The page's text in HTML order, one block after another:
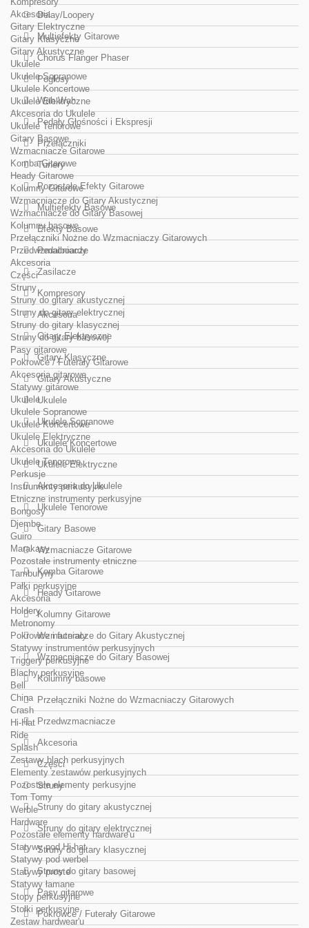
Akcesoria
Gitary Elektryczne
Gitary Klasyczne
Gitary Akustyczne
Ukulele
Ukulele Sopranowe
Ukulele Koncertowe
Ukulele Elektryczne
Akcesoria do Ukulele
Ukulele Tenorowe
Gitary Basowe
Wzmacniacze Gitarowe
Komba Gitarowe
Heady Gitarowe
Kolumny Gitarowe
Wzmacniacze do Gitary Akustycznej
Wzmacniacze do Gitary Basowej
Kolumny basowe
Przełączniki Nożne do Wzmacniaczy Gitarowych
Przedwzmacniacze
Akcesoria
Części
Struny
Struny do gitary akustycznej
Struny do gitary elektrycznej
Struny do gitary klasycznej
Struny do gitary basowej
Pasy gitarowe
Pokrowce / Futerały Gitarowe
Akcesoria gitarowe
Statywy gitarowe
Ukulele
Ukulele Sopranowe
Ukulele Koncertowe
Ukulele Elektryczne
Akcesoria do Ukulele
Ukulele Tenorowe
Perkusje
Instrumenty perkusyjne
Etniczne instrumenty perkusyjne
Bongosy
Djembe
Guiro
Marakasy
Pozostałe instrumenty etniczne
Tamburyny
Pałki perkusyjne
Akcesoria
Holdery
Metronomy
Pokrowce i futerały
Statywy instrumentów perkusyjnych
Triggery perkusyjne
Blachy perkusyjne
Bell
China
Crash
Hi-Hat
Ride
Splash
Zestawy blach perkusyjnych
Elementy zestawów perkusyjnych
Pozostałe elementy perkusyjne
Tom Tomy
Werble
Hardware
Pozostałe elementy hardware'u
Statywy pod Hi-hat
Statywy pod werbel
Statywy proste
Statywy łamane
Stopy perkusyjne
Stołki perkusyjne
Zestaw hardwear'u
Delay/Loopery
Multiefekty Gitarowe
Chorus Flanger Phaser
Pogłosy
Wah Wah
Pedały Głośności i Ekspresji
Przełączniki
Tunery
Pozostałe Efekty Gitarowe
Multiefekty Basowe
Efekty Basowe
Pedalboardy
Zasilacze
Kompresory
Akcesoria
Gitary Elektryczne
Gitary Klasyczne
Gitary Akustyczne
Ukulele
Ukulele Sopranowe
Ukulele Koncertowe
Ukulele Elektryczne
Akcesoria do Ukulele
Ukulele Tenorowe
Gitary Basowe
Wzmacniacze Gitarowe
Komba Gitarowe
Heady Gitarowe
Kolumny Gitarowe
Wzmacniacze do Gitary Akustycznej
Wzmacniacze do Gitary Basowej
Kolumny basowe
Przełączniki Nożne do Wzmacniaczy Gitarowych
Przedwzmacniacze
Akcesoria
Części
Struny
Struny do gitary akustycznej
Struny do gitary elektrycznej
Struny do gitary klasycznej
Struny do gitary basowej
Pasy gitarowe
Pokrowce / Futerały Gitarowe